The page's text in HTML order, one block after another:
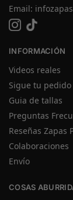
Email:
INFORMACIÓN
Videos reales
Sigue tu pedido
Guia de tallas
Preguntas
Reseñas Zapas
Colaboraciones
Envío
COSAS